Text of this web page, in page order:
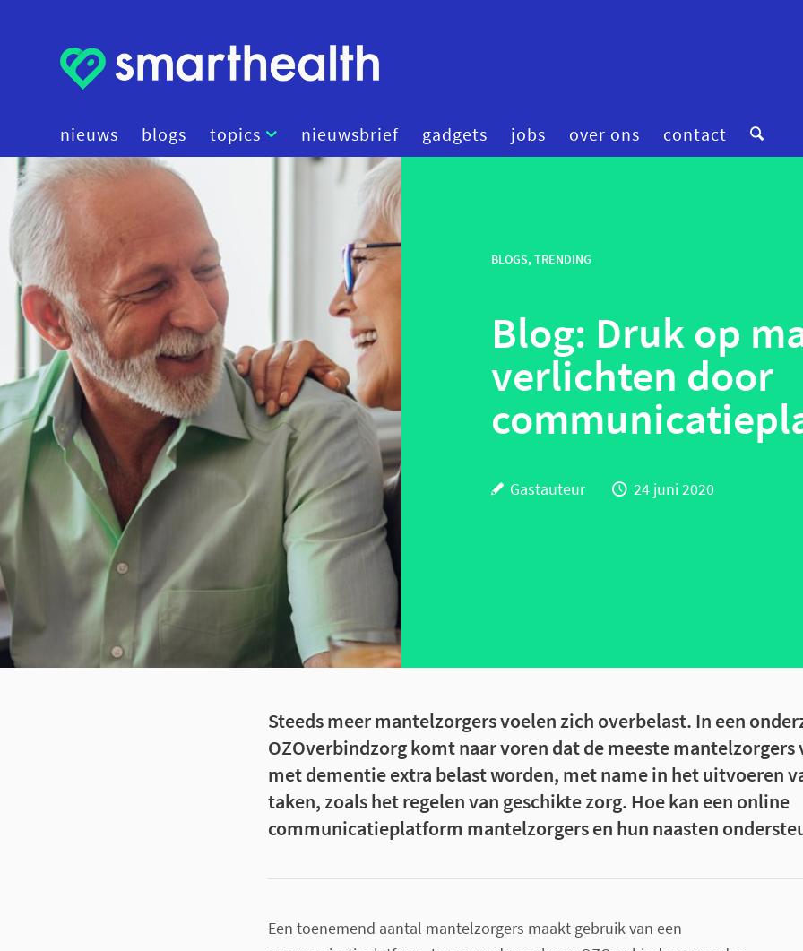
nieuws blogs topics
artificial intelligence
data
diagnostiek
digital therapeutics
financiering
mental health
onderzoek
smart stuff
nieuwsbrief gadgets jobs over ons contact
BLOGS,TRENDING
Blog: Druk op
verlichten door
Gastauteur 24 juni 2020
Steeds meer mantelzorgers voelen zich overbelast. In een
OZOverbindzorg komt naar voren dat de meeste mantelzorgers
met dementie extra belast worden, met name in het uitvoeren
taken, zoals het regelen van geschikte zorg. Hoe kan een online
communicatieplatform mantelzorgers en hun naasten
Een toenemend aantal mantelzorgers maakt gebruik van een